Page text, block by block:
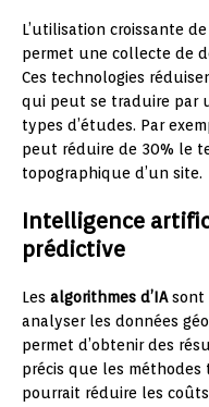
L’utilisation croissante de
permet une collecte de
Ces technologies
qui peut se traduire par
types d’études. Par
peut réduire de 30% le
topographique d’un site.
Intelligence
prédictive
Les algorithmes d’IAsont
analyser les données
permet d’obtenir des
précis que les méthodes
pourrait réduire les